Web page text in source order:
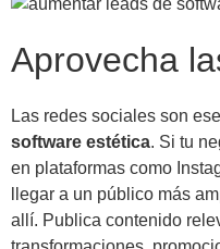
Aprovecha
Las redes sociales son
software estética. Si tu
en plataformas como
llegar a un público más
allí. Publica contenido